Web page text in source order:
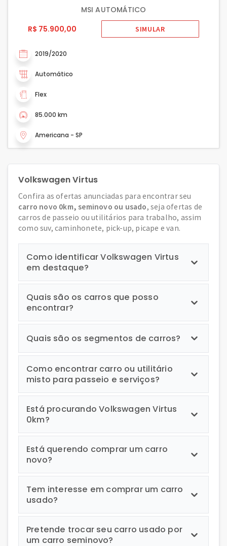
MSI AUTOMÁTICO
R$ 75.900,00
SIMULAR
2019/2020
Automático
Flex
85.000 km
Americana - SP
Volkswagen Virtus
Confira as ofertas anunciadas para encontrar seu
carro novo 0km, seminovo ou usado, seja ofertas de
carros de passeio ou utilitários para trabalho, assim
como suv, caminhonete, pick-up, picape e van.
Como identificar Volkswagen Virtus
em destaque?
Quais são os carros que posso
encontrar?
Quais são os segmentos de carros?
Como encontrar carro ou utilitário
misto para passeio e serviços?
Está procurando Volkswagen Virtus
0km?
Está querendo comprar um carro
novo?
Tem interesse em comprar um carro
usado?
Pretende trocar seu carro usado por
um carro seminovo?